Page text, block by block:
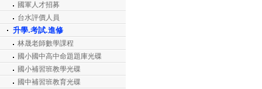
國軍人才招募
台水評價人員
升學.考試.進修
林晟老師數學課程
國小國中高中命題題庫光碟
國小補習班教學光碟
國中補習班教育光碟